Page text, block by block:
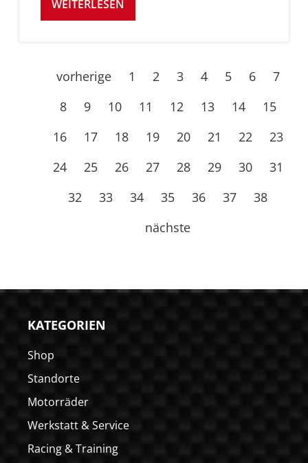
WEITERLESEN
vorherige 1 2 3 4 5 6
7
8
9 10 11 12 13 14
15
16
17 18 19 20 21 22
23
24
25 26 27 28 29 30
31
32
33 34 35 36 37
38
nächste
KATEGORIEN
Shop
Standorte
Motorräder
Werkstatt & Service
Racing & Training